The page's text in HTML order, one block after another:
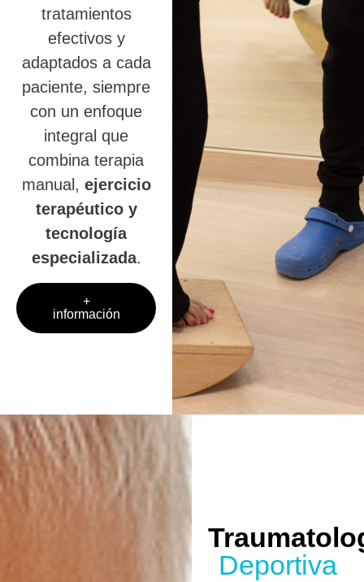
tratamientos
efectivos y
adaptados a cada
paciente, siempre
con un enfoque
integral que
combina terapia
manual, ejercicio
terapéutico y
tecnología
especializada.
+
información
Deportiva